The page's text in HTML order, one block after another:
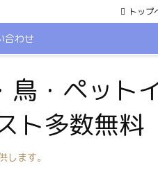
合わせ
トップ
・ペット
ト多数無料
ます。